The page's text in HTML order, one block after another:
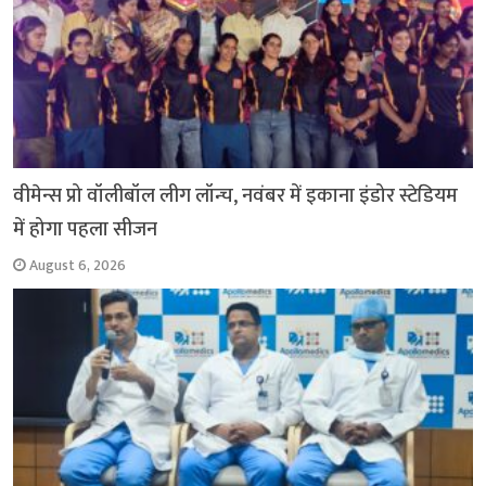
वीमेन्स प्रो वॉलीबॉल लीग लॉन्च, नवंबर में इकाना इंडोर स्टेडियम
में होगा पहला सीजन
August 6, 2026